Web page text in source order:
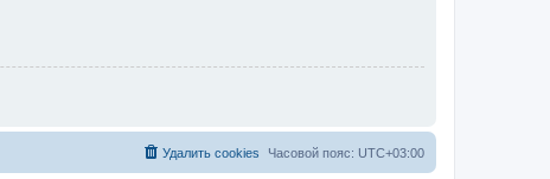
Часовой пояс: UTC+03:00
Удалить cookies